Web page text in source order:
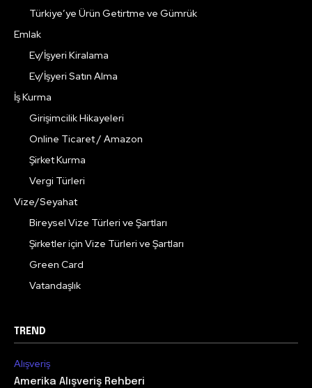
Türkiye’ye Ürün Getirtme ve Gümrük
Emlak
Ev/İşyeri Kiralama
Ev/İşyeri Satın Alma
İş Kurma
Girişimcilik Hikayeleri
Online Ticaret / Amazon
Şirket Kurma
Vergi Türleri
Vize/Seyahat
Bireysel Vize Türleri ve Şartları
Şirketler için Vize Türleri ve Şartları
Green Card
Vatandaşlık
TREND
Alışveriş
Amerika Alışveriş Rehberi